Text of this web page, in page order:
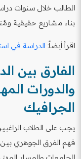
الطالب خلال سنوات
بناء مشاريع حقيقية
اقرأ أيضاً: الدراسة في
الفارق بين
والدورات
الجرافيك
يجب على الطلاب
فهم الفرق الجوهري بين